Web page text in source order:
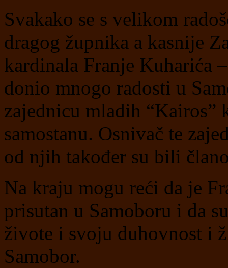
Svakako se s velikom
dragog župnika a kasnije
kardinala Franje Kuharića
donio mnogo radosti u
zajednicu mladih “Kairos”
samostanu. Osnivač te
od njih također su bili
Na kraju mogu reći da je
prisutan u Samoboru i da
živote i svoju duhovnost i
Samobor.